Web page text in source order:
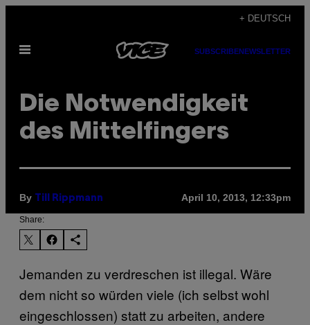
content
+ DEUTSCH
Open
SUBSCRIBENEWSLETTER
Die Notwendigkeit
des Mittelfingers
By Till Rippmann April 10, 2013, 12:33pm
Share:
Jemanden zu verdreschen ist illegal. Wäre
dem nicht so würden viele (ich selbst wohl
eingeschlossen) statt zu arbeiten, andere